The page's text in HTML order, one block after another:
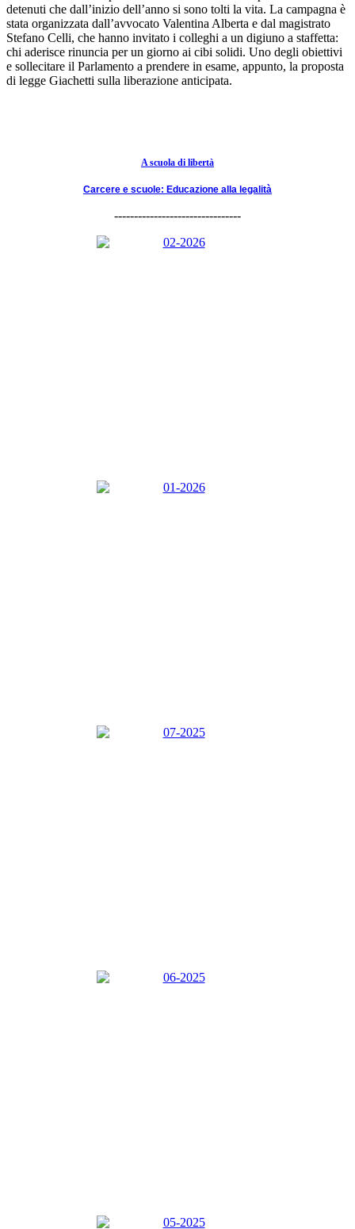
detenuti che dall’inizio dell’anno si sono tolti la vita. La campagna è
stata organizzata dall’avvocato Valentina Alberta e dal magistrato
Stefano Celli, che hanno invitato i colleghi a un digiuno a staffetta:
chi aderisce rinuncia per un giorno ai cibi solidi. Uno degli obiettivi
e sollecitare il Parlamento a prendere in esame, appunto, la proposta
di legge Giachetti sulla liberazione anticipata.
A scuola di libertà
Carcere e scuole: Educazione alla legalità
--------------------------------